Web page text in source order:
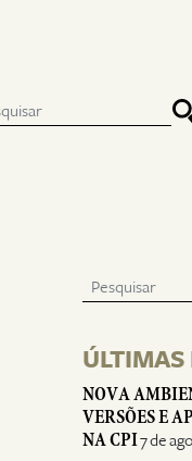
ÚLTIMAS
NOVA
VERSÕES E
NA CPI7 de